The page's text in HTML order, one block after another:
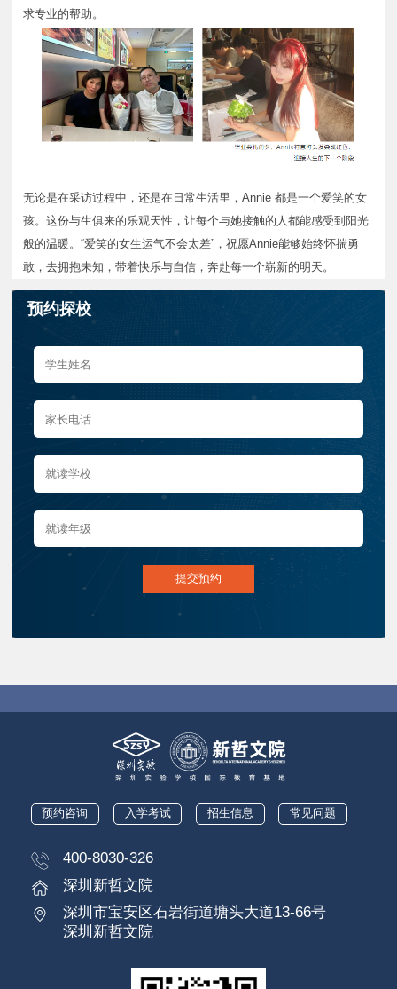
求专业的帮助。
无论是在采访过程中，还是在日常生活里，Annie 都是一个爱笑的女
孩。这份与生俱来的乐观天性，让每个与她接触的人都能感受到阳光
般的温暖。“爱笑的女生运气不会太差”，祝愿Annie能够始终怀揣勇
敢，去拥抱未知，带着快乐与自信，奔赴每一个崭新的明天。
预约探校
提交预约
预约咨询 入学考试 招生信息 常见问题
400-8030-326
深圳新哲文院
深圳市宝安区石岩街道塘头大道13-66号
深圳新哲文院